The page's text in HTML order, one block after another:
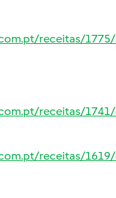
receitas/
receitas/
receitas/